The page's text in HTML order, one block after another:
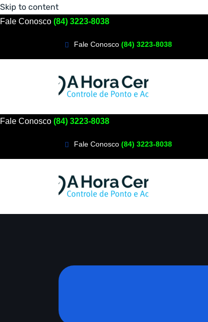
Skip to content
Fale Conosco (84) 3223-8038
Fale Conosco (84) 3223-8038
Fale Conosco (84) 3223-8038
Fale Conosco (84) 3223-8038